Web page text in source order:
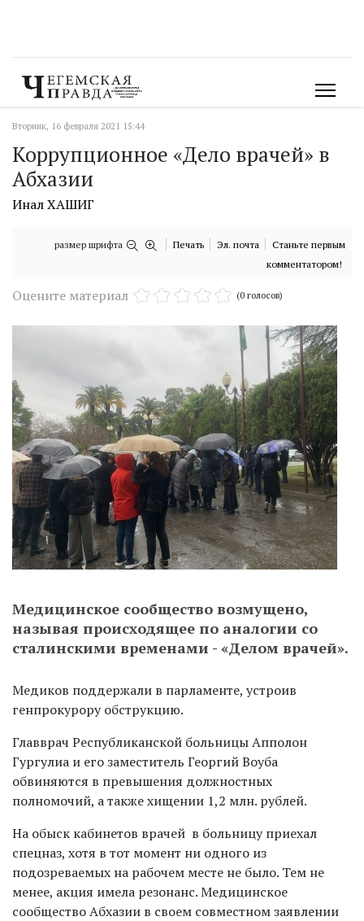
Вторник, 16 февраля 2021 15:44
Коррупционное «Дело врачей» в
Абхазии
Инал ХАШИГ
размер шрифта Печать Эл. почта
Станьте первым
комментатором!
Оцените материал (0 голосов)
Медицинское сообщество возмущено,
называя происходящее по аналогии со
сталинскими временами - «Делом врачей».
Медиков поддержали в парламенте, устроив
генпрокурору обструкцию.
Главврач Республиканской больницы Апполон
Гургулиа и его заместитель Георгий Воуба
обвиняются в превышения должностных
полномочий, а также хищении 1,2 млн. рублей.
На обыск кабинетов врачей в больницу приехал
спецназ, хотя в тот момент ни одного из
подозреваемых на рабочем месте не было. Тем не
менее, акция имела резонанс. Медицинское
сообщество Абхазии в своем совместном заявлении